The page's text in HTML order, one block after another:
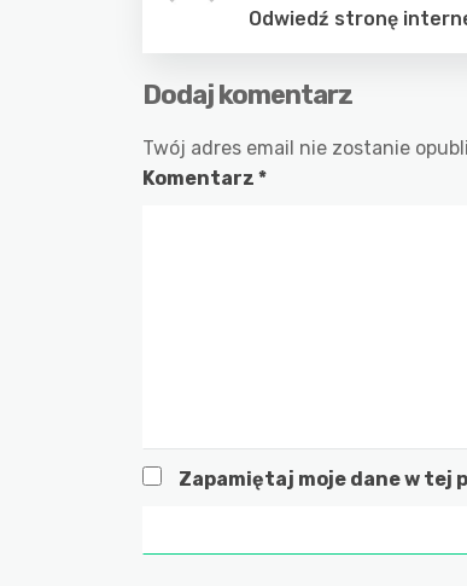
Odwiedź stronę
Dodaj komentarz
Twój adres email nie zostanie
Komentarz *
Zapamiętaj moje dane w tej